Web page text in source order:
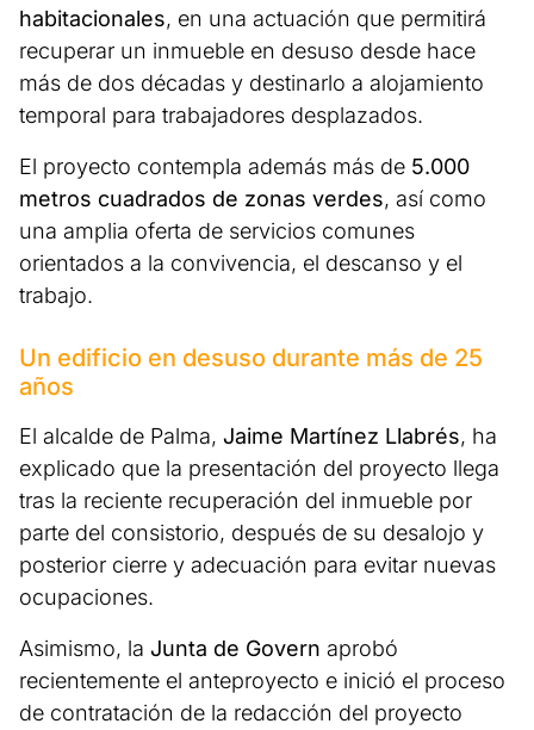
habitacionales, en una actuación que permitirá
recuperar un inmueble en desuso desde hace
más de dos décadas y destinarlo a alojamiento
temporal para trabajadores desplazados.
El proyecto contempla además más de 5.000
metros cuadrados de zonas verdes, así como
una amplia oferta de servicios comunes
orientados a la convivencia, el descanso y el
trabajo.
Un edificio en desuso durante más de 25
años
El alcalde de Palma, Jaime Martínez Llabrés, ha
explicado que la presentación del proyecto llega
tras la reciente recuperación del inmueble por
parte del consistorio, después de su desalojo y
posterior cierre y adecuación para evitar nuevas
ocupaciones.
Asimismo, la Junta de Govern aprobó
recientemente el anteproyecto e inició el proceso
de contratación de la redacción del proyecto